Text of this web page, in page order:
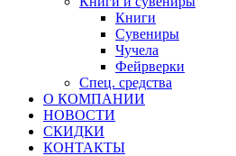
Книги
Сувениры
Чучела
Фейрверки
Спец. средства
О КОМПАНИИ
НОВОСТИ
СКИДКИ
КОНТАКТЫ